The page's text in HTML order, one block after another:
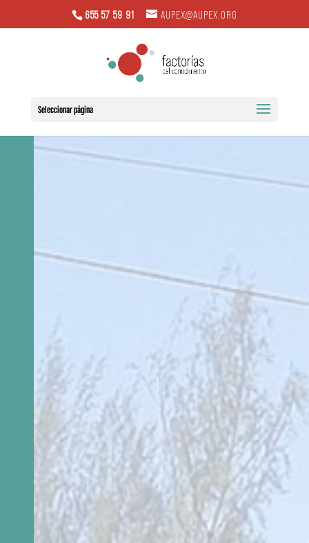
655 57 59 91 AUPEX@AUPEX.ORG
Seleccionar página